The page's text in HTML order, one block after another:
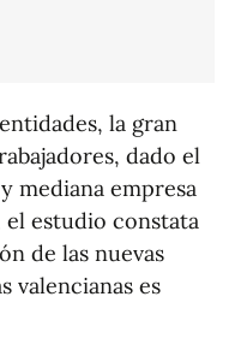
la gran
dado el
mediana empresa
estudio constata
de las nuevas
valencianas es